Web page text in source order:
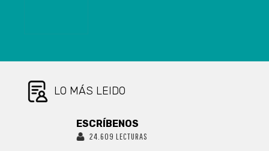
LO MÁS LEIDO
ESCRÍBENOS
24.609 LECTURAS